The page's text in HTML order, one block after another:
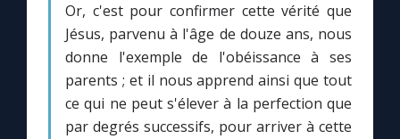
Or, c'est pour confirmer cette vérité que
Jésus, parvenu à l'âge de douze ans, nous
donne l'exemple de l'obéissance à ses
parents ; et il nous apprend ainsi que tout
ce qui ne peut s'élever à la perfection que
par degrés successifs, pour arriver à cette